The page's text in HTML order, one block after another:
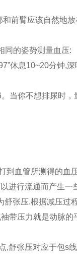
前臂应该自然地
同的姿势测量血压:
休息10~20分钟,
当你不想排尿时，
到血管所测得的血
进行流通而产生
张压.根据减压过
带压力就是动脉的
,舒张压对应于包s